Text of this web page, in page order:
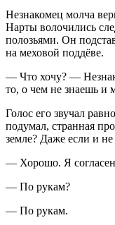
Незнакомец молча
Нарты волочились
полозьями. Он
на меховой поддёве.
— Что хочу? —
то, о чем не знаешь и
Голос его звучал
подумал, странная
земле? Даже если и не
— Хорошо. Я
— По рукам?
— По рукам.